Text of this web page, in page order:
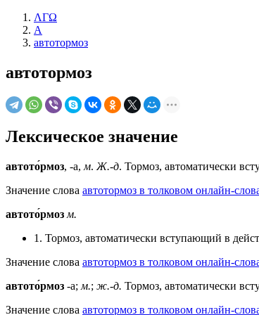
ΛΓΩ
А
автотормоз
автотормоз
Лексическое значение
автото́рмоз, -а, м. Ж.-д. Тормоз, автоматически
Значение слова автотормоз в толковом онлайн-
автото́рмоз м.
1. Тормоз, автоматически вступающий в
Значение слова автотормоз в толковом онлайн-
автото́рмоз -а; м.; ж.-д. Тормоз, автоматически
Значение слова автотормоз в толковом онлайн-